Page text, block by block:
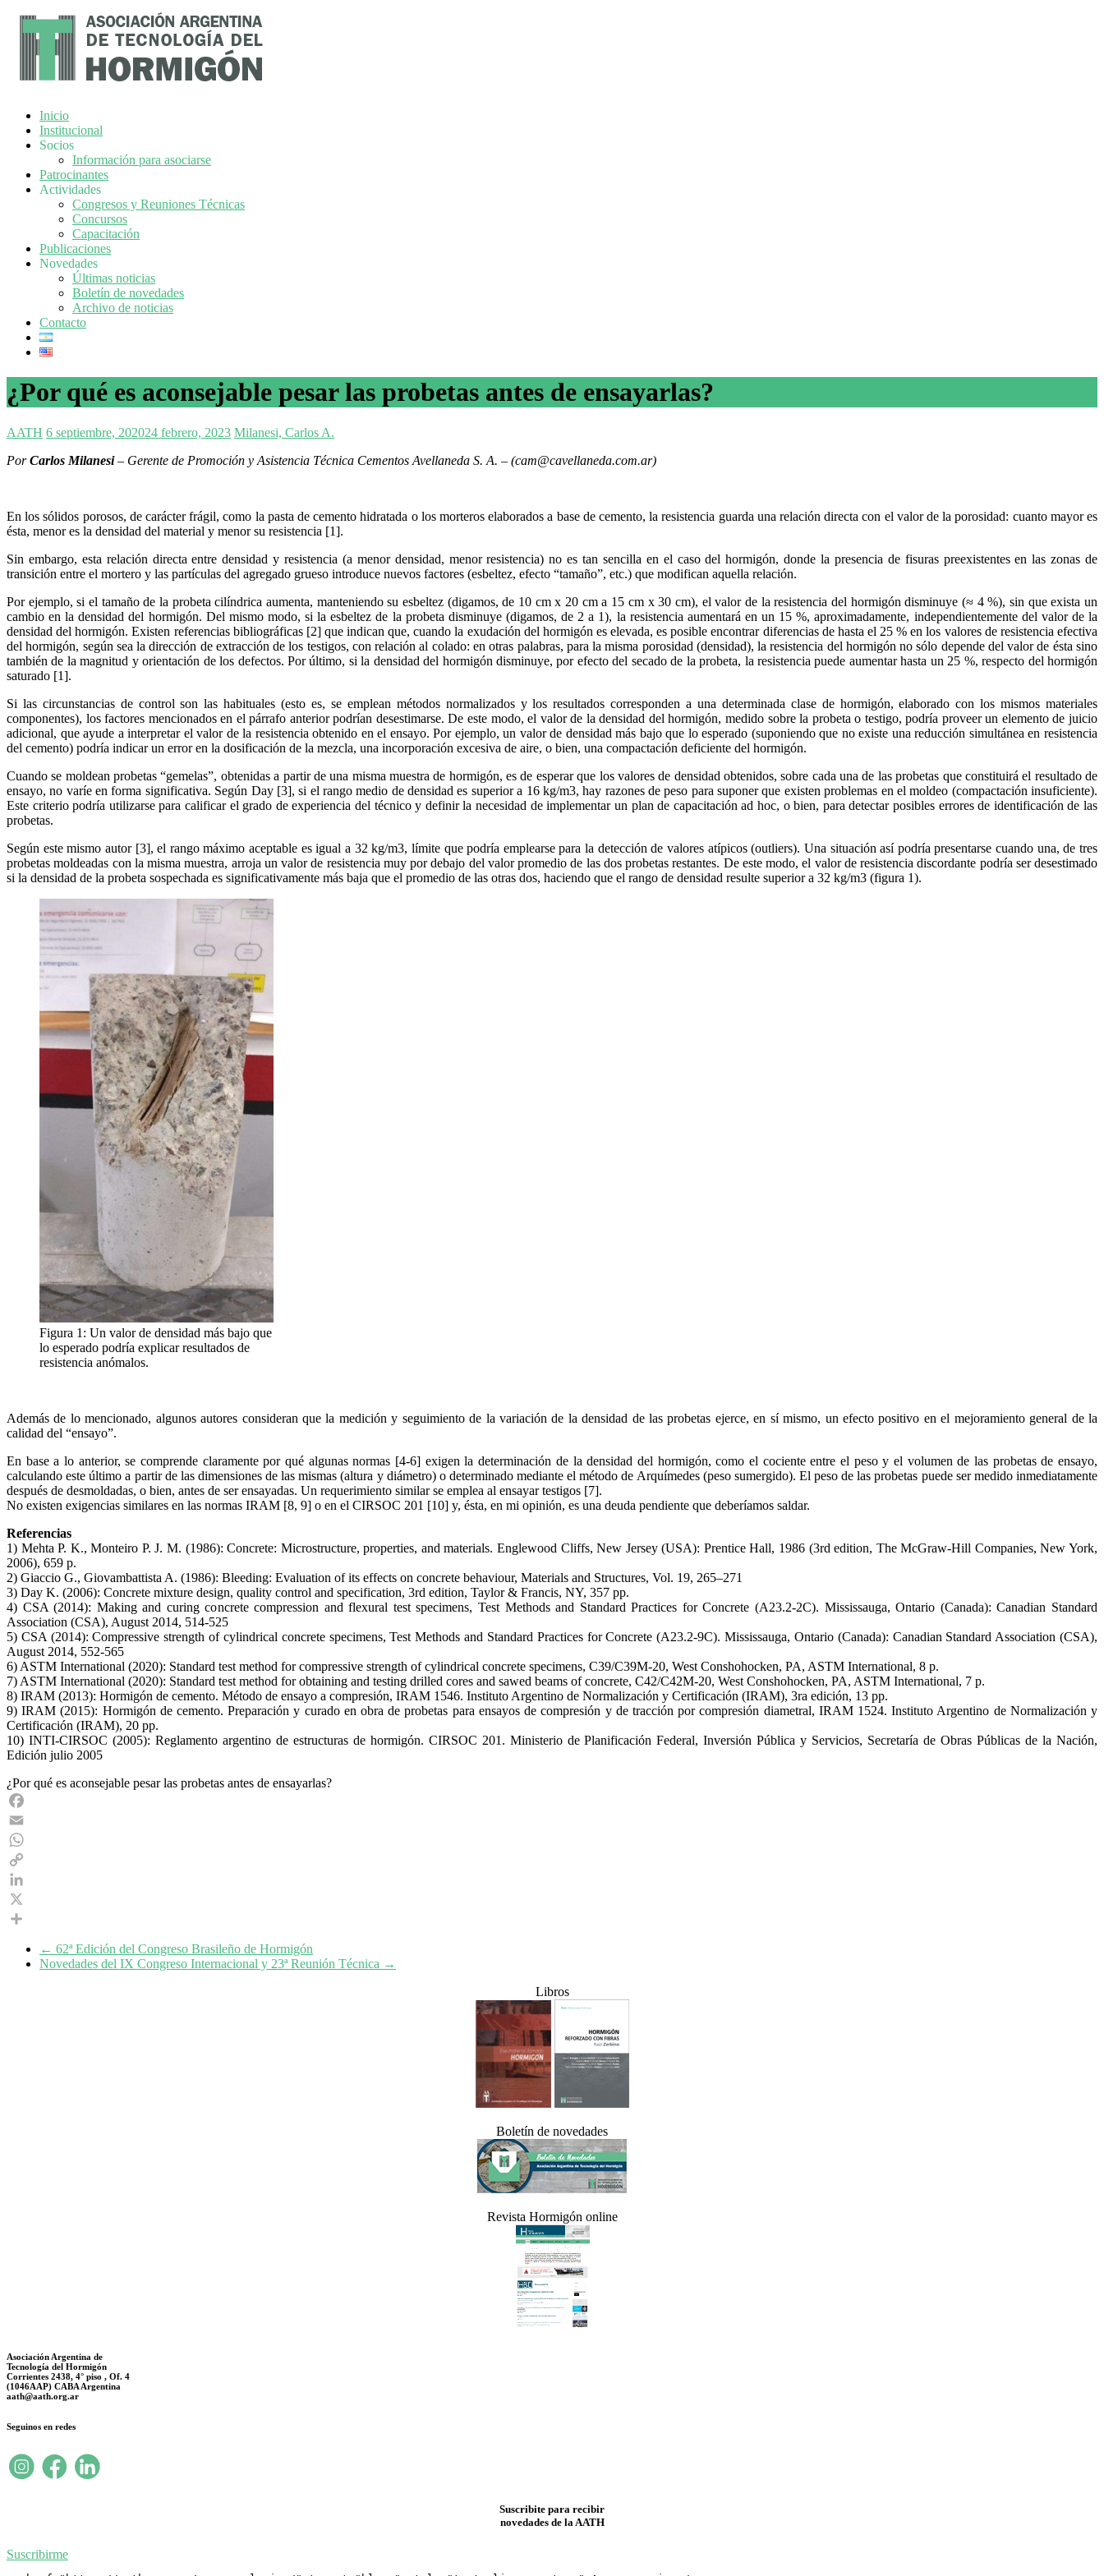
Inicio
Institucional
Socios
Información para asociarse
Patrocinantes
Actividades
Congresos y Reuniones Técnicas
Concursos
Capacitación
Publicaciones
Novedades
Últimas noticias
Boletín de novedades
Archivo de noticias
Contacto
¿Por qué es aconsejable pesar las probetas antes de ensayarlas?
AATH 6 septiembre, 202024 febrero, 2023 Milanesi, Carlos A.
PorCarlos Milanesi– Gerente de Promoción y Asistencia Técnica Cementos Avellaneda S. A. – (cam@cavellaneda.com.ar)
En los sólidos porosos, de carácter frágil, como la pasta de cemento hidratada o los morteros elaborados a base de cemento, la resistencia guarda una relación directa con el valor de la porosidad: cuanto mayor es
ésta, menor es la densidad del material y menor su resistencia [1].
Sin embargo, esta relación directa entre densidad y resistencia (a menor densidad, menor resistencia) no es tan sencilla en el caso del hormigón, donde la presencia de fisuras preexistentes en las zonas de
transición entre el mortero y las partículas del agregado grueso introduce nuevos factores (esbeltez, efecto “tamaño”, etc.) que modifican aquella relación.
Por ejemplo, si el tamaño de la probeta cilíndrica aumenta, manteniendo su esbeltez (digamos, de 10 cm x 20 cm a 15 cm x 30 cm), el valor de la resistencia del hormigón disminuye (≈ 4 %), sin que exista un
cambio en la densidad del hormigón. Del mismo modo, si la esbeltez de la probeta disminuye (digamos, de 2 a 1), la resistencia aumentará en un 15 %, aproximadamente, independientemente del valor de la
densidad del hormigón. Existen referencias bibliográficas [2] que indican que, cuando la exudación del hormigón es elevada, es posible encontrar diferencias de hasta el 25 % en los valores de resistencia efectiva
del hormigón, según sea la dirección de extracción de los testigos, con relación al colado: en otras palabras, para la misma porosidad (densidad), la resistencia del hormigón no sólo depende del valor de ésta sino
también de la magnitud y orientación de los defectos. Por último, si la densidad del hormigón disminuye, por efecto del secado de la probeta, la resistencia puede aumentar hasta un 25 %, respecto del hormigón
saturado [1].
Si las circunstancias de control son las habituales (esto es, se emplean métodos normalizados y los resultados corresponden a una determinada clase de hormigón, elaborado con los mismos materiales
componentes), los factores mencionados en el párrafo anterior podrían desestimarse. De este modo, el valor de la densidad del hormigón, medido sobre la probeta o testigo, podría proveer un elemento de juicio
adicional, que ayude a interpretar el valor de la resistencia obtenido en el ensayo. Por ejemplo, un valor de densidad más bajo que lo esperado (suponiendo que no existe una reducción simultánea en resistencia
del cemento) podría indicar un error en la dosificación de la mezcla, una incorporación excesiva de aire, o bien, una compactación deficiente del hormigón.
Cuando se moldean probetas “gemelas”, obtenidas a partir de una misma muestra de hormigón, es de esperar que los valores de densidad obtenidos, sobre cada una de las probetas que constituirá el resultado de
ensayo, no varíe en forma significativa. Según Day [3], si el rango medio de densidad es superior a 16 kg/m3, hay razones de peso para suponer que existen problemas en el moldeo (compactación insuficiente).
Este criterio podría utilizarse para calificar el grado de experiencia del técnico y definir la necesidad de implementar un plan de capacitación ad hoc, o bien, para detectar posibles errores de identificación de las
probetas.
Según este mismo autor [3], el rango máximo aceptable es igual a 32 kg/m3, límite que podría emplearse para la detección de valores atípicos (outliers). Una situación así podría presentarse cuando una, de tres
probetas moldeadas con la misma muestra, arroja un valor de resistencia muy por debajo del valor promedio de las dos probetas restantes. De este modo, el valor de resistencia discordante podría ser desestimado
si la densidad de la probeta sospechada es significativamente más baja que el promedio de las otras dos, haciendo que el rango de densidad resulte superior a 32 kg/m3 (figura 1).
Figura 1: Un valor de densidad más bajo que
lo esperado podría explicar resultados de
resistencia anómalos.
Además de lo mencionado, algunos autores consideran que la medición y seguimiento de la variación de la densidad de las probetas ejerce, en sí mismo, un efecto positivo en el mejoramiento general de la
calidad del “ensayo”.
En base a lo anterior, se comprende claramente por qué algunas normas [4-6] exigen la determinación de la densidad del hormigón, como el cociente entre el peso y el volumen de las probetas de ensayo,
calculando este último a partir de las dimensiones de las mismas (altura y diámetro) o determinado mediante el método de Arquímedes (peso sumergido). El peso de las probetas puede ser medido inmediatamente
después de desmoldadas, o bien, antes de ser ensayadas. Un requerimiento similar se emplea al ensayar testigos [7].
No existen exigencias similares en las normas IRAM [8, 9] o en el CIRSOC 201 [10] y, ésta, en mi opinión, es una deuda pendiente que deberíamos saldar.
Referencias
1) Mehta P. K., Monteiro P. J. M. (1986): Concrete: Microstructure, properties, and materials. Englewood Cliffs, New Jersey (USA): Prentice Hall, 1986 (3rd edition, The McGraw-Hill Companies, New York,
2006), 659 p.
2) Giaccio G., Giovambattista A. (1986): Bleeding: Evaluation of its effects on concrete behaviour, Materials and Structures, Vol. 19, 265–271
3) Day K. (2006): Concrete mixture design, quality control and specification, 3rd edition, Taylor & Francis, NY, 357 pp.
4) CSA (2014): Making and curing concrete compression and flexural test specimens, Test Methods and Standard Practices for Concrete (A23.2-2C). Mississauga, Ontario (Canada): Canadian Standard
Association (CSA), August 2014, 514-525
5) CSA (2014): Compressive strength of cylindrical concrete specimens, Test Methods and Standard Practices for Concrete (A23.2-9C). Mississauga, Ontario (Canada): Canadian Standard Association (CSA),
August 2014, 552-565
6) ASTM International (2020): Standard test method for compressive strength of cylindrical concrete specimens, C39/C39M-20, West Conshohocken, PA, ASTM International, 8 p.
7) ASTM International (2020): Standard test method for obtaining and testing drilled cores and sawed beams of concrete, C42/C42M-20, West Conshohocken, PA, ASTM International, 7 p.
8) IRAM (2013): Hormigón de cemento. Método de ensayo a compresión, IRAM 1546. Instituto Argentino de Normalización y Certificación (IRAM), 3ra edición, 13 pp.
9) IRAM (2015): Hormigón de cemento. Preparación y curado en obra de probetas para ensayos de compresión y de tracción por compresión diametral, IRAM 1524. Instituto Argentino de Normalización y
Certificación (IRAM), 20 pp.
10) INTI-CIRSOC (2005): Reglamento argentino de estructuras de hormigón. CIRSOC 201. Ministerio de Planificación Federal, Inversión Pública y Servicios, Secretaría de Obras Públicas de la Nación,
Edición julio 2005
¿Por qué es aconsejable pesar las probetas antes de ensayarlas?
Facebook
Email
WhatsApp
Copy
Link
LinkedIn
X
← 62ª Edición del Congreso Brasileño de Hormigón
Novedades del IX Congreso Internacional y 23ª Reunión Técnica →
Libros
Boletín de novedades
Revista Hormigón online
Asociación Argentina de
Tecnología del Hormigón
Corrientes 2438, 4° piso , Of. 4
(1046AAP) CABA Argentina
aath@aath.org.ar
Seguinos en redes
Suscribite para recibir
novedades de la AATH
Suscribirme